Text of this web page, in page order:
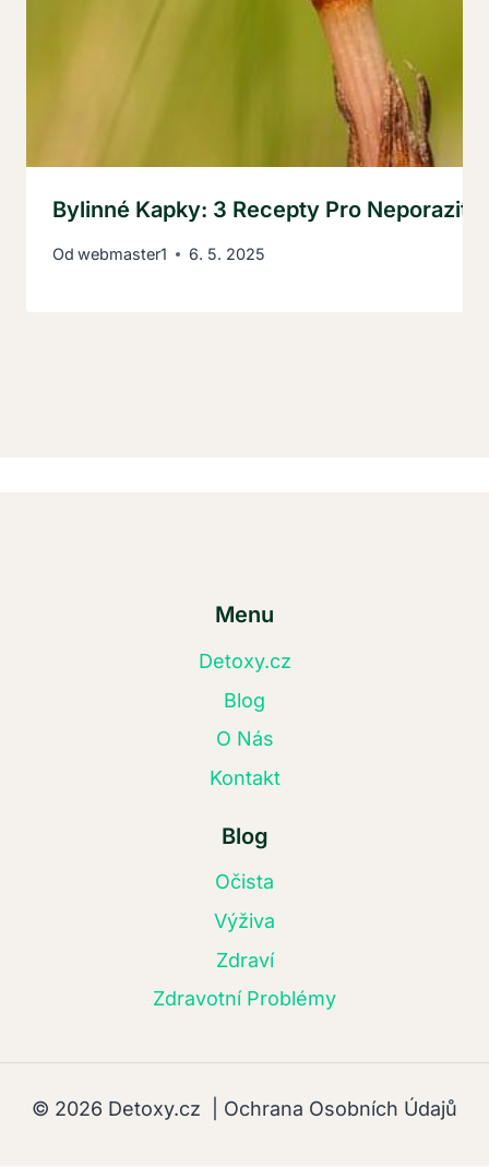
Bylinné Kapky: 3 Recepty Pro
Od webmaster1 6. 5. 2025
Menu
Detoxy.cz
Blog
O Nás
Kontakt
Blog
Očista
Výživa
Zdraví
Zdravotní Problémy
© 2026 Detoxy.cz | Ochrana Osobních Údajů